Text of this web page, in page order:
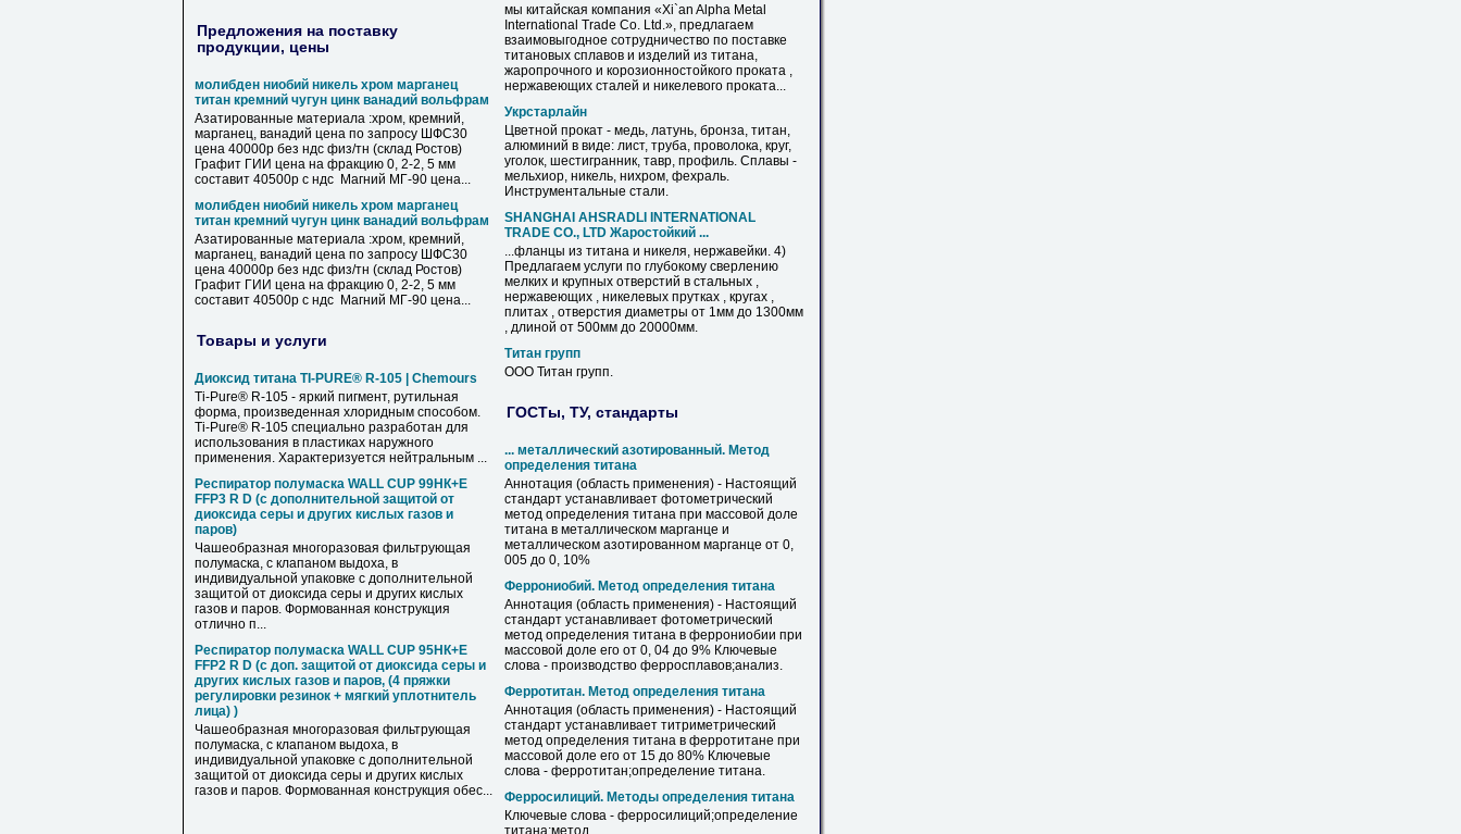
Предложения на поставку
продукции, цены
молибден ниобий никель хром марганец
титан кремний чугун цинк ванадий вольфрам
Азатированные материала :хром, кремний,
марганец, ванадий цена по запросу ШФС30
цена 40000р без ндс физ/тн (склад Ростов)
Графит ГИИ цена на фракцию 0, 2-2, 5 мм
составит 40500р с ндс Магний МГ-90 цена...
молибден ниобий никель хром марганец
титан кремний чугун цинк ванадий вольфрам
Азатированные материала :хром, кремний,
марганец, ванадий цена по запросу ШФС30
цена 40000р без ндс физ/тн (склад Ростов)
Графит ГИИ цена на фракцию 0, 2-2, 5 мм
составит 40500р с ндс Магний МГ-90 цена...
Товары и услуги
Диоксид титана TI-PURE® R-105 | Chemours
Ti-Pure® R-105 - яркий пигмент, рутильная
форма, произведенная хлоридным способом.
Ti-Pure® R-105 специально разработан для
использования в пластиках наружного
применения. Характеризуется нейтральным ...
Респиратор полумаска WALL CUP 99HК+E
FFP3 R D (с дополнительной защитой от
диоксида серы и других кислых газов и
паров)
Чашеобразная многоразовая фильтрующая
полумаска, с клапаном выдоха, в
индивидуальной упаковке с дополнительной
защитой от диоксида серы и других кислых
газов и паров. Формованная конструкция
отлично п...
Респиратор полумаска WALL CUP 95HК+E
FFP2 R D (с доп. защитой от диоксида серы и
других кислых газов и паров, (4 пряжки
регулировки резинок + мягкий уплотнитель
лица) )
Чашеобразная многоразовая фильтрующая
полумаска, с клапаном выдоха, в
индивидуальной упаковке с дополнительной
защитой от диоксида серы и других кислых
газов и паров. Формованная конструкция обес...
мы китайская компания «Xi`an Alpha Metal
International Trade Co. Ltd.», предлагаем
взаимовыгодное сотрудничество по поставке
титановых сплавов и изделий из титана,
жаропрочного и корозионностойкого проката ,
нержавеющих сталей и никелевого проката...
Укрстарлайн
Цветной прокат - медь, латунь, бронза, титан,
алюминий в виде: лист, труба, проволока, круг,
уголок, шестигранник, тавр, профиль. Сплавы -
мельхиор, никель, нихром, фехраль.
Инструментальные стали.
SHANGHAI AHSRADLI INTERNATIONAL
TRADE CО., LTD Жаростойкий ...
...фланцы из титана и никеля, нержавейки. 4)
Предлагаем услуги по глубокому сверлению
мелких и крупных отверстий в стальных ,
нержавеющих , никелевых прутках , кругах ,
плитах , отверстия диаметры от 1мм до 1300мм
, длиной от 500мм до 20000мм.
Титан групп
ООО Титан групп.
ГОСТы, ТУ, стандарты
... металлический азотированный. Метод
определения титана
Аннотация (область применения) - Настоящий
стандарт устанавливает фотометрический
метод определения титана при массовой доле
титана в металлическом марганце и
металлическом азотированном марганце от 0,
005 до 0, 10%
Феррониобий. Метод определения титана
Аннотация (область применения) - Настоящий
стандарт устанавливает фотометрический
метод определения титана в феррониобии при
массовой доле его от 0, 04 до 9% Ключевые
слова - производство ферросплавов;анализ.
Ферротитан. Метод определения титана
Аннотация (область применения) - Настоящий
стандарт устанавливает титриметрический
метод определения титана в ферротитане при
массовой доле его от 15 до 80% Ключевые
слова - ферротитан;определение титана.
Ферросилиций. Методы определения титана
Ключевые слова - ферросилиций;определение
титана;метод